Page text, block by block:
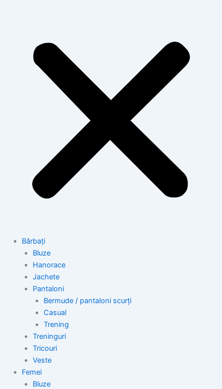
Bărbați
Bluze
Hanorace
Jachete
Pantaloni
Bermude / pantaloni scurți
Casual
Trening
Treninguri
Tricouri
Veste
Femei
Bluze